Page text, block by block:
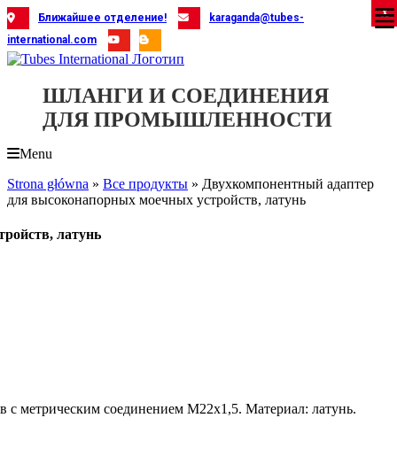
Skip
to
content
Ближайшее отделение!
karaganda@tubes-
international.com
ШЛАНГИ И СОЕДИНЕНИЯ
ДЛЯ ПРОМЫШЛЕННОСТИ
Menu
Strona główna » Все продукты » Двухкомпонентный адаптер
для высоконапорных моечных устройств, латунь
латунь
метрическим соединением M22x1,5. Материал: латунь.
X
X
X
X
X
X
X
X
X
X
X
X
X
X
X
X
X
X
X